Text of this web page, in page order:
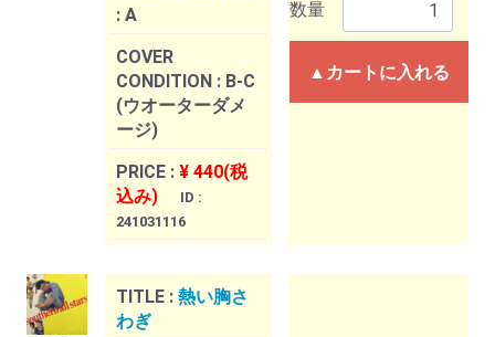
: A
COVER
CONDITION : B-C
(ウオーターダメ
ージ)
PRICE : ¥ 440(税
込み)
ID :
241031116
数量
▲カートに入れる
TITLE : 熱い胸さ
わぎ